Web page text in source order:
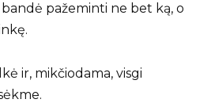
pažeminti ne bet ką, o
ir, mikčiodama, visgi